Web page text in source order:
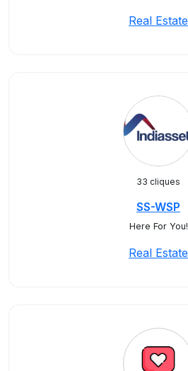
Real Estate
33 cliques
SS-WSP
Here For You!
Real Estate